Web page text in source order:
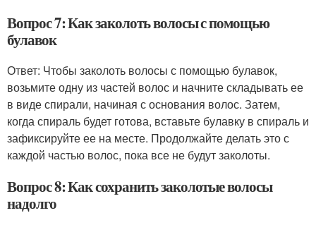
Вопрос 7: Как заколоть волосы с помощью
булавок
Ответ: Чтобы заколоть волосы с помощью булавок,
возьмите одну из частей волос и начните складывать ее
в виде спирали, начиная с основания волос. Затем,
когда спираль будет готова, вставьте булавку в спираль и
зафиксируйте ее на месте. Продолжайте делать это с
каждой частью волос, пока все не будут заколоты.
Вопрос 8: Как сохранить заколотые волосы
надолго